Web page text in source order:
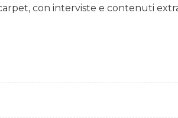
con interviste e contenuti